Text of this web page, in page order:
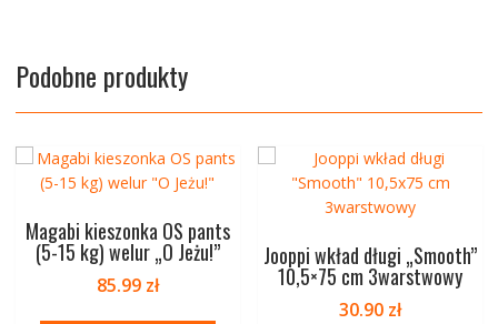
Podobne produkty
Magabi kieszonka OS pants
(5-15 kg) welur „O Jeżu!”
85.99 zł
Jooppi wkład długi „Smooth”
10,5×75 cm 3warstwowy
30.90 zł